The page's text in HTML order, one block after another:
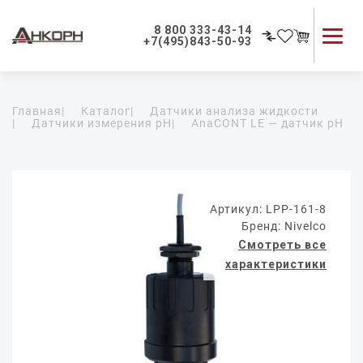
8 800 333-43-14
+7(495)843-50-93
Применение приборов
Главная| Каталог|
Датчики анализа жидкости
|
Датчики измерения pH| AnaCONT LE — датчик pH
Артикул: LPP-161-8
Бренд: Nivelco
Смотреть все
характеристики